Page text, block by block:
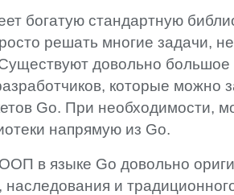
богатую стандартную
решать многие задачи,
довольно большое
которые можно
Go. При необходимости,
напрямую из Go.
в языке Go довольно
наследования и